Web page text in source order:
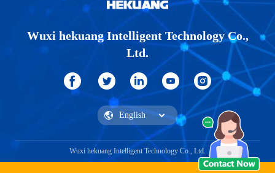
Wuxi hekuang Intelligent Technology Co.,
Ltd.
Wuxi hekuang Intelligent Technology Co., Ltd.